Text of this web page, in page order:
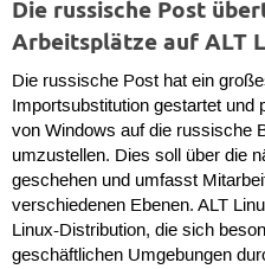
Die russische Post
Arbeitsplätze auf ALT
Die russische Post hat ein
Importsubstitution gestartet und
von Windows auf die russische
umzustellen. Dies soll über die
geschehen und umfasst
verschiedenen Ebenen. ALT
Linux-Distribution, die sich
geschäftlichen Umgebungen